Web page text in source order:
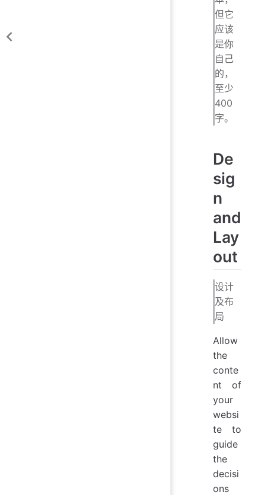
但它
应该
是你
自己
的，
至少
400
字。
De
sig
n
and
Lay
out
设计
及布
局
Allow
the
conte
nt of
your
websi
te to
guide
the
decisi
ons